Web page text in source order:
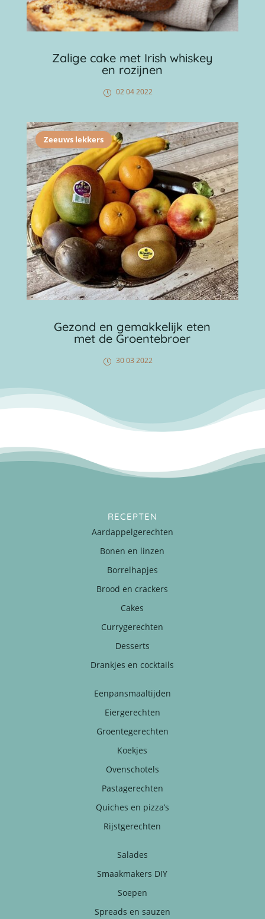
Zalige cake met Irish whiskey
en rozijnen
02 04 2022
Zeeuws lekkers
Gezond en gemakkelijk eten
met de Groentebroer
30 03 2022
RECEPTEN
Aardappelgerechten
Bonen en linzen
Borrelhapjes
Brood en crackers
Cakes
Currygerechten
Desserts
Drankjes en cocktails
Eenpansmaaltijden
Eiergerechten
Groentegerechten
Koekjes
Ovenschotels
Pastagerechten
Quiches en pizza’s
Rijstgerechten
Salades
Smaakmakers DIY
Soepen
Spreads en sauzen